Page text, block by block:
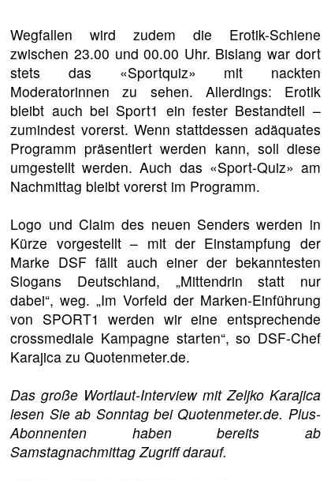
Wegfallen wird zudem die Erotik-Schiene
zwischen 23.00 und 00.00 Uhr. Bislang war dort
stets das «Sportquiz» mit nackten
Moderatorinnen zu sehen. Allerdings: Erotik
bleibt auch bei Sport1 ein fester Bestandteil –
zumindest vorerst. Wenn stattdessen adäquates
Programm präsentiert werden kann, soll diese
umgestellt werden. Auch das «Sport-Quiz» am
Nachmittag bleibt vorerst im Programm.
Logo und Claim des neuen Senders werden in
Kürze vorgestellt – mit der Einstampfung der
Marke DSF fällt auch einer der bekanntesten
Slogans Deutschland, „Mittendrin statt nur
dabei“, weg. „Im Vorfeld der Marken-Einführung
von SPORT1 werden wir eine entsprechende
crossmediale Kampagne starten“, so DSF-Chef
Karajica zu Quotenmeter.de.
Das große Wortlaut-Interview mit Zeljko Karajica
lesen Sie ab Sonntag bei Quotenmeter.de. Plus-
Abonnenten haben bereits ab
Samstagnachmittag Zugriff darauf.